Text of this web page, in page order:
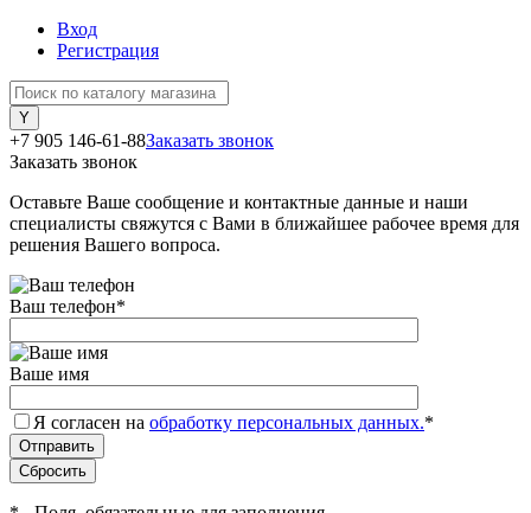
Вход
Регистрация
+7 905 146-61-88Заказать звонок
Заказать звонок
Оставьте Ваше сообщение и контактные данные и наши
специалисты свяжутся с Вами в ближайшее рабочее время для
решения Вашего вопроса.
Ваш телефон*
Ваше имя
Я согласен на обработку персональных данных.*